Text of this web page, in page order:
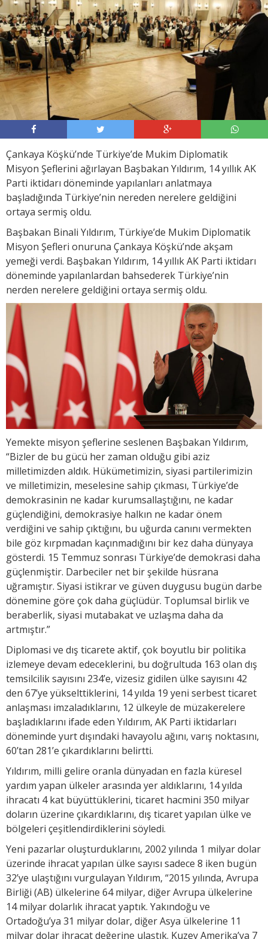
Çankaya Köşkü’nde Türkiye’de Mukim Diplomatik
Misyon Şeflerini ağırlayan Başbakan Yıldırım, 14 yıllık AK
Parti iktidarı döneminde yapılanları anlatmaya
başladığında Türkiye’nin nereden nerelere geldiğini
ortaya sermiş oldu.
Başbakan Binali Yıldırım, Türkiye’de Mukim Diplomatik
Misyon Şefleri onuruna Çankaya Köşkü’nde akşam
yemeği verdi. Başbakan Yıldırım, 14 yıllık AK Parti iktidarı
döneminde yapılanlardan bahsederek Türkiye’nin
nerden nerelere geldiğini ortaya sermiş oldu.
Yemekte misyon şeflerine seslenen Başbakan Yıldırım,
“Bizler de bu gücü her zaman olduğu gibi aziz
milletimizden aldık. Hükümetimizin, siyasi partilerimizin
ve milletimizin, meselesine sahip çıkması, Türkiye’de
demokrasinin ne kadar kurumsallaştığını, ne kadar
güçlendiğini, demokrasiye halkın ne kadar önem
verdiğini ve sahip çıktığını, bu uğurda canını vermekten
bile göz kırpmadan kaçınmadığını bir kez daha dünyaya
gösterdi. 15 Temmuz sonrası Türkiye’de demokrasi daha
güçlenmiştir. Darbeciler net bir şekilde hüsrana
uğramıştır. Siyasi istikrar ve güven duygusu bugün darbe
dönemine göre çok daha güçlüdür. Toplumsal birlik ve
beraberlik, siyasi mutabakat ve uzlaşma daha da
artmıştır.”
Diplomasi ve dış ticarete aktif, çok boyutlu bir politika
izlemeye devam edeceklerini, bu doğrultuda 163 olan dış
temsilcilik sayısını 234’e, vizesiz gidilen ülke sayısını 42
den 67’ye yükselttiklerini, 14 yılda 19 yeni serbest ticaret
anlaşması imzaladıklarını, 12 ülkeyle de müzakerelere
başladıklarını ifade eden Yıldırım, AK Parti iktidarları
döneminde yurt dışındaki havayolu ağını, varış noktasını,
60’tan 281’e çıkardıklarını belirtti.
Yıldırım, milli gelire oranla dünyadan en fazla küresel
yardım yapan ülkeler arasında yer aldıklarını, 14 yılda
ihracatı 4 kat büyüttüklerini, ticaret hacmini 350 milyar
doların üzerine çıkardıklarını, dış ticaret yapılan ülke ve
bölgeleri çeşitlendirdiklerini söyledi.
Yeni pazarlar oluşturduklarını, 2002 yılında 1 milyar dolar
üzerinde ihracat yapılan ülke sayısı sadece 8 iken bugün
32’ye ulaştığını vurgulayan Yıldırım, “2015 yılında, Avrupa
Birliği (AB) ülkelerine 64 milyar, diğer Avrupa ülkelerine
14 milyar dolarlık ihracat yaptık. Yakındoğu ve
Ortadoğu’ya 31 milyar dolar, diğer Asya ülkelerine 11
milyar dolar ihracat değerine ulaştık. Kuzey Amerika’ya 7